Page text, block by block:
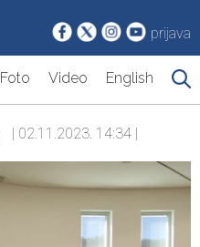
prijava
Foto Video English
| 02.11.2023. 14:34 |